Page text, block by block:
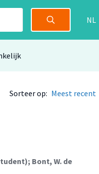
NL
Sorteer op: Meest recent
Bont, W. de